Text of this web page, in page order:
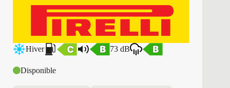
Hiver 73 dB
Disponible